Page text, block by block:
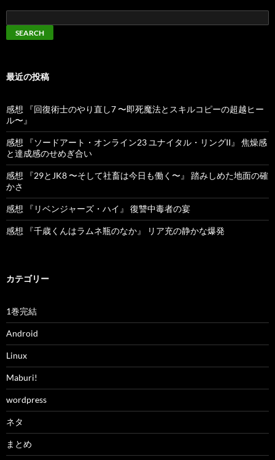
最近の投稿
感想 『回復術士のやり直し7 〜即死魔法とスキルコピーの超越ヒー
ル〜』
感想 『ソードアート・オンライン23 ユナイタル・リングII』 焦燥感
と達成感のせめぎ合い
感想 『29とJK8 〜そして社畜は今日も働く〜』 踏みしめた地面の確
かさ
感想 『リベンジャーズ・ハイ』 復讐中毒者の宴
感想 『千歳くんはラムネ瓶のなか』 リア充の静かな爆発
カテゴリー
1巻完結
Android
Linux
Maburi!
wordpress
ネタ
まとめ